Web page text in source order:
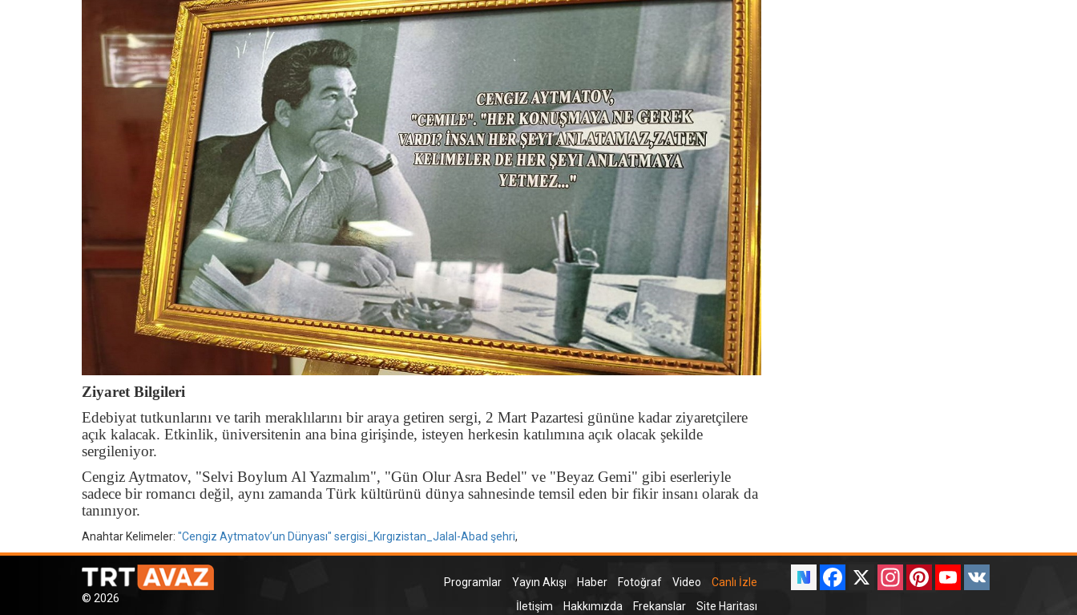
Ziyaret Bilgileri
Edebiyat tutkunlarını ve tarih meraklılarını bir araya getiren sergi, 2 Mart Pazartesi gününe kadar ziyaretçilere
açık kalacak. Etkinlik, üniversitenin ana bina girişinde, isteyen herkesin katılımına açık olacak şekilde
sergileniyor.
Cengiz Aytmatov, "Selvi Boylum Al Yazmalım", "Gün Olur Asra Bedel" ve "Beyaz Gemi" gibi eserleriyle
sadece bir romancı değil, aynı zamanda Türk kültürünü dünya sahnesinde temsil eden bir fikir insanı olarak da
tanınıyor.
Anahtar Kelimeler: "Cengiz Aytmatov’un Dünyası" sergisi_Kırgızistan_Jalal-Abad şehri,
© 2026
Programlar Yayın Akışı Haber Fotoğraf Video
Canlı İzle
İletişim
Hakkımızda Frekanslar Site Haritası
Facebook
X InstagramPinterestYouTube